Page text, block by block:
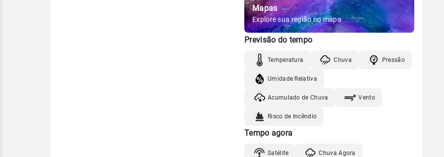
Mapas
Explore sua região no mapa
Previsão do tempo
Temperatura Chuva Pressão
Umidade Relativa
Acumulado de Chuva Vento
Risco de Incêndio
Tempo agora
Satélite Chuva Agora